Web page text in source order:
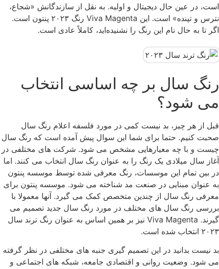
است، در عین حال دیجیتال و اولیه. به نقل از سازندگانش «شجاع،
نترس و تپنده» است. این Viva Magenta رنگ ۲۰۲۳ پنتون است.
اگر تا به حال نام این رنگ را نشنیده‌اید، کاملاً عادی است.
رنگ سال بر چه اساسی انتخاب
می شود؟
قبل از هر چیز، بد نیست کمی در مورد فلسفه اعلام رنگ سال
صحبت کنیم. حتما برای شما این سوال پیش آمده است که رنگ سال
چیست و با چه معیارهایی مشخص می شود. شرکت های مختلفی در
آغاز سال میلادی یک رنگ را به عنوان رنگ سال انتخاب می کنند. اما
در بین تمام این موسسات، رنگ معرفی شده توسط موسسه پنتون
به عنوان مبنایی در صنعت مد شناخته می شود. موسسه پنتون برای
معرفی رنگ سال از چندین متخصص کمک می گیرد. آنها معمولا با
بررسی رنگ سال های مختلف در مورد رنگ سال جدید تصمیم می
گیرند. Viva Magenta نیز بر همین اساس به عنوان رنگ ترند سال
۲۰۲۳ انتخاب شده است.
بد نیست بدانید در این تصمیم گیری جنبه های مختلفی در نظر گرفته
می شود. وضعیت روانی و اقتصادی جامعه، شبکه های اجتماعی و